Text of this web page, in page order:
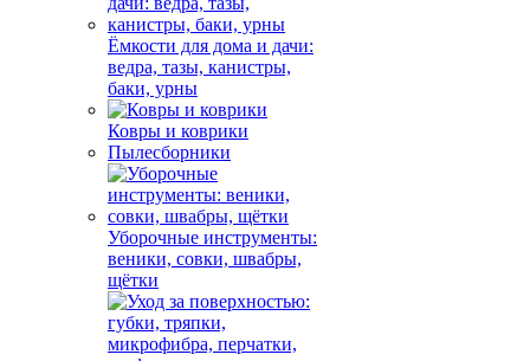
Ёмкости для дома и дачи:
ведра, тазы, канистры,
баки, урны
Ковры и коврики
Пылесборники
Уборочные инструменты:
веники, совки, швабры,
щётки